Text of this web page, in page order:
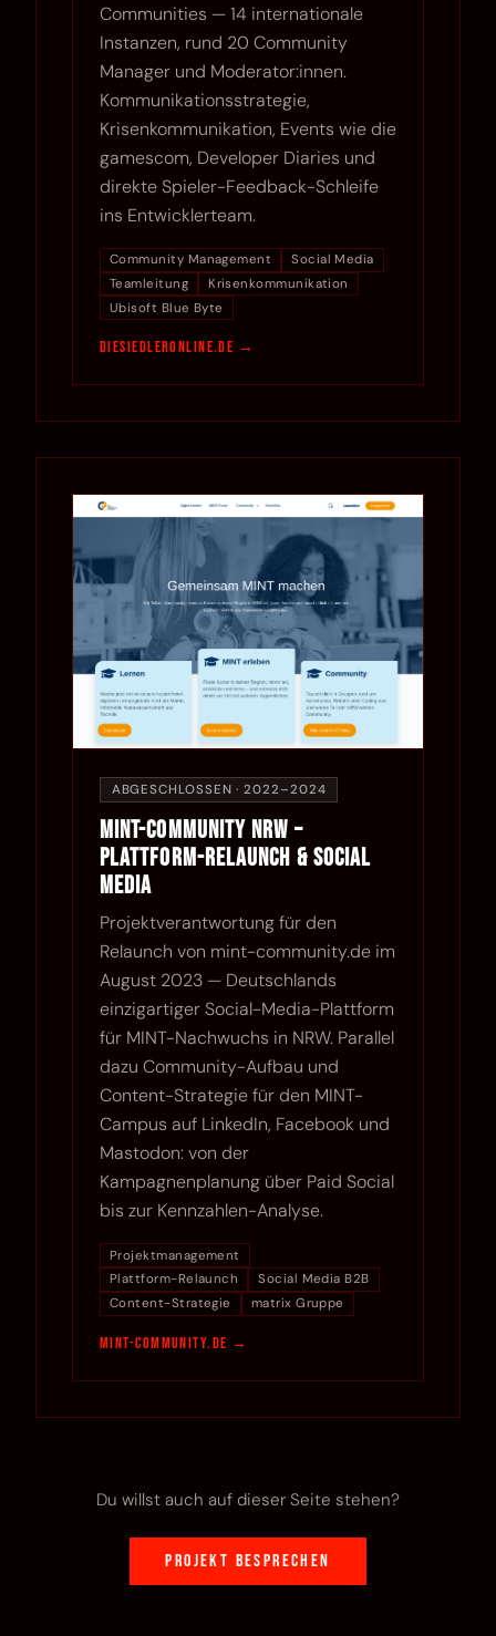
Communities — 14 internationale
Instanzen, rund 20 Community
Manager und Moderator:innen.
Kommunikationsstrategie,
Krisenkommunikation, Events wie die
gamescom, Developer Diaries und
direkte Spieler-Feedback-Schleife
ins Entwicklerteam.
Community Management
Social Media
Teamleitung
Krisenkommunikation
Ubisoft Blue Byte
diesiedleronline.de
ABGESCHLOSSEN · 2022–2024
MINT-Community NRW –
Plattform-Relaunch & Social
Media
Projektverantwortung für den
Relaunch von mint-community.de im
August 2023 — Deutschlands
einzigartiger Social-Media-Plattform
für MINT-Nachwuchs in NRW. Parallel
dazu Community-Aufbau und
Content-Strategie für den MINT-
Campus auf LinkedIn, Facebook und
Mastodon: von der
Kampagnenplanung über Paid Social
bis zur Kennzahlen-Analyse.
Projektmanagement
Plattform-Relaunch
Social Media B2B
Content-Strategie
matrix Gruppe
mint-community.de
Du willst auch auf dieser Seite stehen?
Projekt besprechen